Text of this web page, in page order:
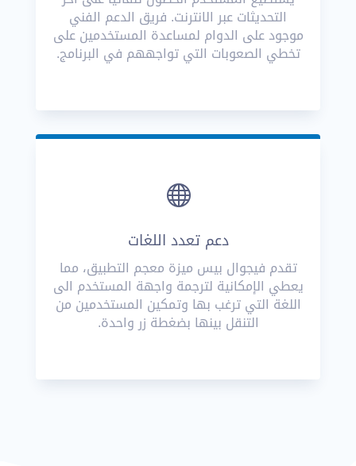
التحديثات عبر الانترنت. فريق الدعم الفني
موجود على الدوام لمساعدة المستخدمين على
تخطي الصعوبات التي تواجههم في البرنامج.

دعم تعدد اللغات
تقدم فيجوال بيس ميزة معجم التطبيق، مما
يعطي الإمكانية لترجمة واجهة المستخدم الى
اللغة التي ترغب بها وتمكين المستخدمين من
التنقل بينها بضغطة زر واحدة.